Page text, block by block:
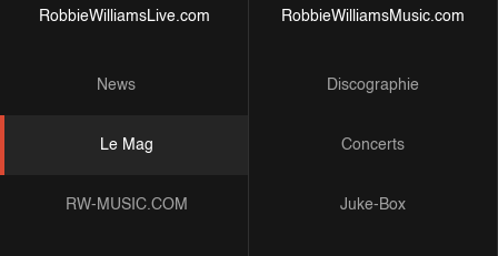
RobbieWilliamsLive.com
News
Le Mag
RW-MUSIC.COM
RobbieWilliamsMusic.com
Discographie
Concerts
Juke-Box